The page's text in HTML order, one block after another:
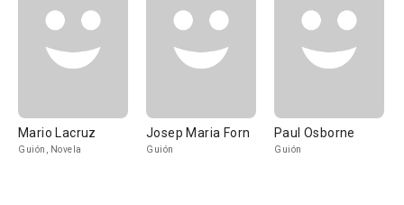
Mario Lacruz
Guión, Novela
Josep Maria Forn
Guión
Paul Osborne
Guión